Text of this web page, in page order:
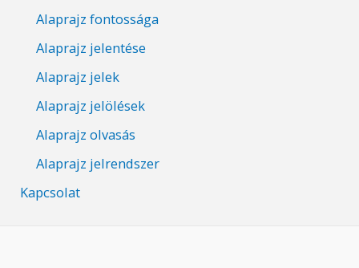
Alaprajz fontossága
Alaprajz jelentése
Alaprajz jelek
Alaprajz jelölések
Alaprajz olvasás
Alaprajz jelrendszer
Kapcsolat